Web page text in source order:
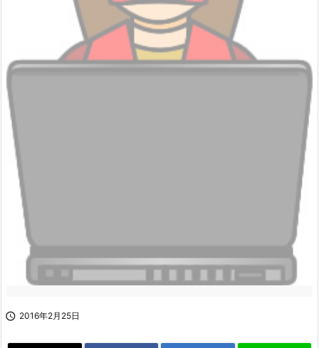
 2016年2月25日